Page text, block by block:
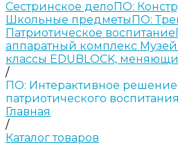
Сестринское делоПО:
Школьные предметыПО:
Патриотическое воспитание
аппаратный комплекс
классы EDUBLOCK,
/
ПО: Интерактивное
патриотического
Главная
/
Каталог товаров